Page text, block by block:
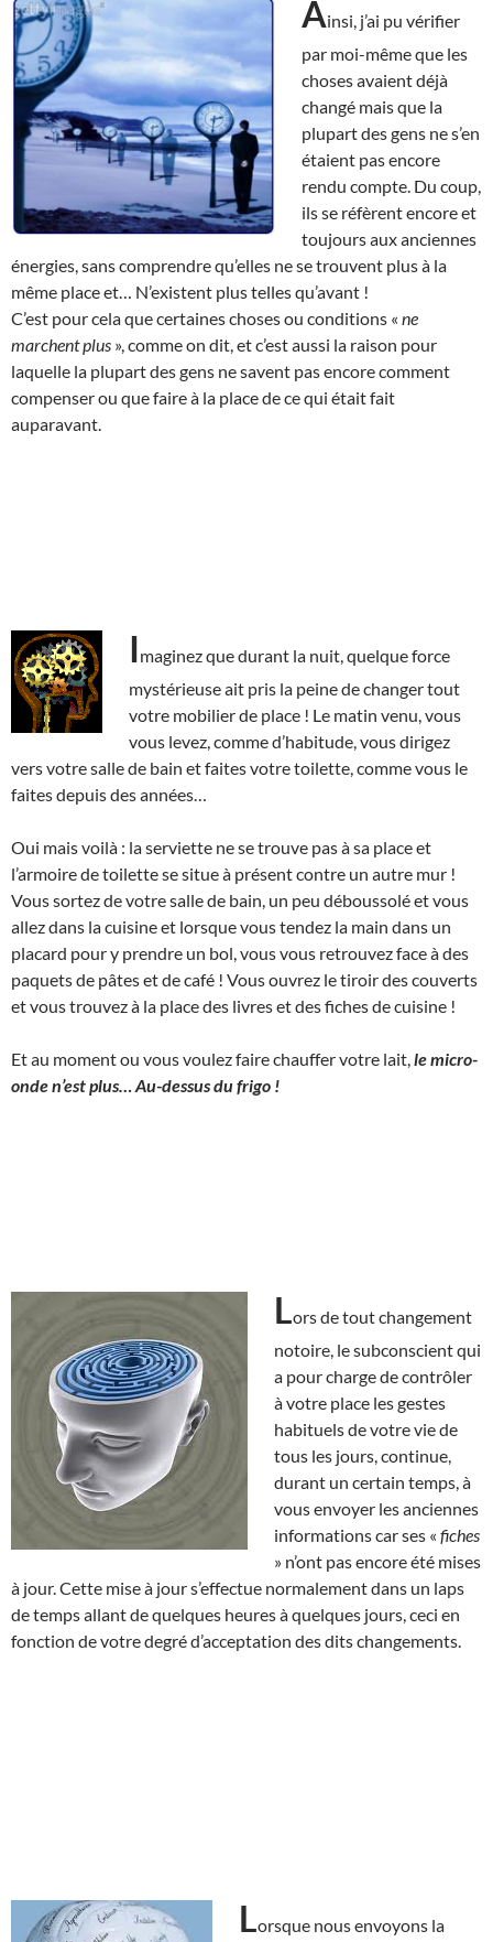
Ainsi, j’ai pu vérifier
par moi-même que les
choses avaient déjà
changé mais que la
plupart des gens ne s’en
étaient pas encore
rendu compte. Du coup,
ils se réfèrent encore et
toujours aux anciennes
énergies, sans comprendre qu’elles ne se trouvent plus à la
même place et… N’existent plus telles qu’avant !
C’est pour cela que certaines choses ou conditions « ne
marchent plus », comme on dit, et c’est aussi la raison pour
laquelle la plupart des gens ne savent pas encore comment
compenser ou que faire à la place de ce qui était fait
auparavant.
Imaginez que durant la nuit, quelque force
mystérieuse ait pris la peine de changer tout
votre mobilier de place ! Le matin venu, vous
vous levez, comme d’habitude, vous dirigez
vers votre salle de bain et faites votre toilette, comme vous le
faites depuis des années…
Oui mais voilà : la serviette ne se trouve pas à sa place et
l’armoire de toilette se situe à présent contre un autre mur !
Vous sortez de votre salle de bain, un peu déboussolé et vous
allez dans la cuisine et lorsque vous tendez la main dans un
placard pour y prendre un bol, vous vous retrouvez face à des
paquets de pâtes et de café ! Vous ouvrez le tiroir des couverts
et vous trouvez à la place des livres et des fiches de cuisine !
Et au moment ou vous voulez faire chauffer votre lait, le micro-
onde n’est plus… Au-dessus du frigo !
Lors de tout changement
notoire, le subconscient qui
a pour charge de contrôler
à votre place les gestes
habituels de votre vie de
tous les jours, continue,
durant un certain temps, à
vous envoyer les anciennes
informations car ses « fiches
» n’ont pas encore été mises
à jour. Cette mise à jour s’effectue normalement dans un laps
de temps allant de quelques heures à quelques jours, ceci en
fonction de votre degré d’acceptation des dits changements.
Lorsque nous envoyons la